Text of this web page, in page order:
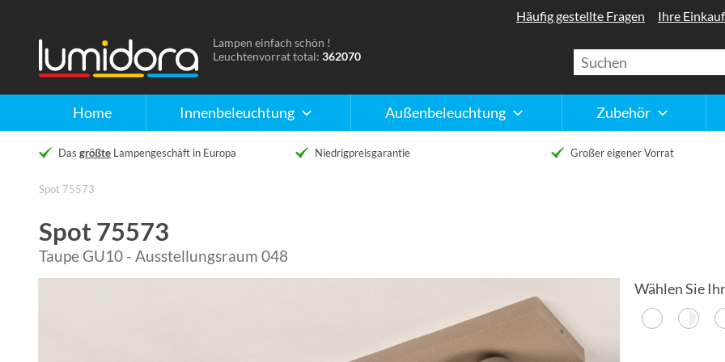
Home Innenbeleuchtung Außenbeleuchtung Zubehör
Häufig gestellte Fragen Ihre
Naar
de
Lampen einfach schön !
Leuchtenvorrat total: 362070
Das größte Lampengeschäft in Europa Niedrigpreisgarantie Großer eigener Vorrat
Spot 75573
Spot 75573
Taupe GU10 - Ausstellungsraum 048
Wählen Sie